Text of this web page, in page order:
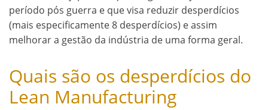
período pós guerra e que visa reduzir desperdícios
(mais especificamente 8 desperdícios) e assim
melhorar a gestão da indústria de uma forma geral.
Quais são os desperdícios do
Lean Manufacturing